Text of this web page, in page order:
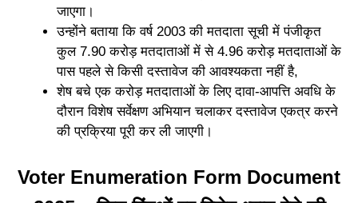
जाएगा।
उन्होंने बताया कि वर्ष 2003 की मतदाता सूची में पंजीकृत
कुल 7.90 करोड़ मतदाताओं में से 4.96 करोड़ मतदाताओं के
पास पहले से किसी दस्तावेज की आवश्यकता नहीं है,
शेष बचे एक करोड़ मतदाताओं के लिए दावा-आपत्ति अवधि के
दौरान विशेष सर्वेक्षण अभियान चलाकर दस्तावेज एकत्र करने
की प्रक्रिया पूरी कर ली जाएगी।
Voter Enumeration Form Document